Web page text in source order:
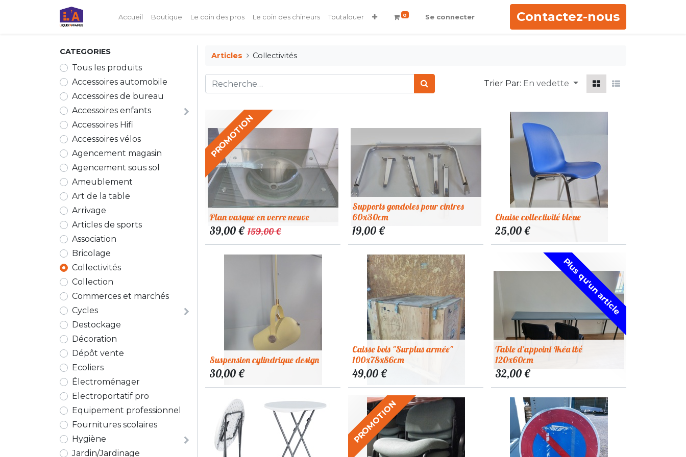
Accueil Boutique Le coin des pros Le coin des chineurs Toutalouer 0 Se connecter Contactez-nous
CATEGORIES
Tous les produits
Accessoires automobile
Accessoires de bureau
Accessoires enfants
Accessoires Hifi
Accessoires vélos
Agencement magasin
Agencement sous sol
Ameublement
Art de la table
Arrivage
Articles de sports
Association
Bricolage
Collectivités
Collection
Commerces et marchés
Cycles
Destockage
Décoration
Dépôt vente
Ecoliers
Électroménager
Electroportatif pro
Equipement professionnel
Fournitures scolaires
Hygiène
Jardin/Jardinage
Articles Collectivités
Trier Par: En vedette
Plan vasque en verre neuve
39,00€ 159,00€
PROMOTION
Supports gondoles pour cintres
60x30cm
19,00€
Chaise collectivité bleue
25,00€
Suspension cylindrique design
30,00€
Caisse bois "Surplus armée"
100x78x86cm
49,00€
Table d'appoint Ikéa tbé
120x60cm
32,00€
Plus qu'un article
PROMOTION